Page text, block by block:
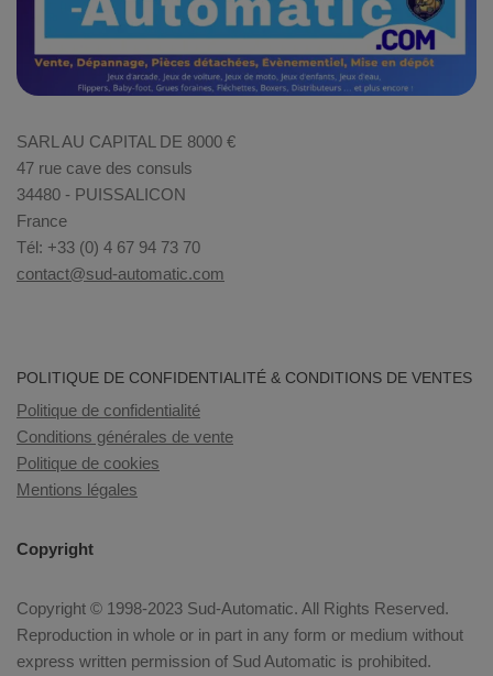
SARL AU CAPITAL DE 8000 €
47 rue cave des consuls
34480 - PUISSALICON
France
Tél: +33 (0) 4 67 94 73 70
contact@sud-automatic.com
POLITIQUE DE CONFIDENTIALITÉ & CONDITIONS DE VENTES
Politique de confidentialité
Conditions générales de vente
Politique de cookies
Mentions légales
Copyright
Copyright © 1998-2023 Sud-Automatic. All Rights Reserved.
Reproduction in whole or in part in any form or medium without
express written permission of Sud Automatic is prohibited.